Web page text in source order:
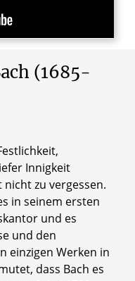
(1685-
Innigkeit
nicht zu vergessen.
in seinem ersten
und es
und den
einzigen Werken in
dass Bach es